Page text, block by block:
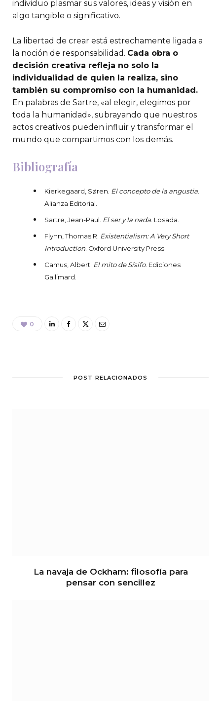
individuo plasmar sus valores, ideas y visión en
algo tangible o significativo.
La libertad de crear está estrechamente ligada a
la noción de responsabilidad. Cada obra o
decisión creativa refleja no solo la
individualidad de quien la realiza, sino
también su compromiso con la humanidad.
En palabras de Sartre, «al elegir, elegimos por
toda la humanidad», subrayando que nuestros
actos creativos pueden influir y transformar el
mundo que compartimos con los demás.
Bibliografía
Kierkegaard, Søren. El concepto de la angustia
Alianza Editorial.
Sartre, Jean-Paul. El ser y la nada . Losada.
Flynn, Thomas R. Existentialism: A Very Short
Introduction . Oxford University Press.
Camus, Albert. El mito de Sísifo. Ediciones
Gallimard.
0
POST RELACIONADOS
La navaja de Ockham: filosofía para
pensar con sencillez